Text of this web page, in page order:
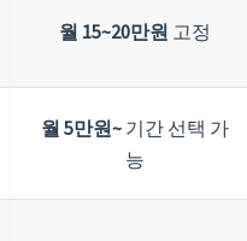
월 15~20만원 고정
월 5만원~기간 선택 가
능